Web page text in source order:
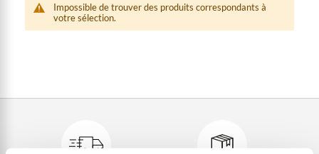
Impossible de trouver des produits correspondants à
votre sélection.